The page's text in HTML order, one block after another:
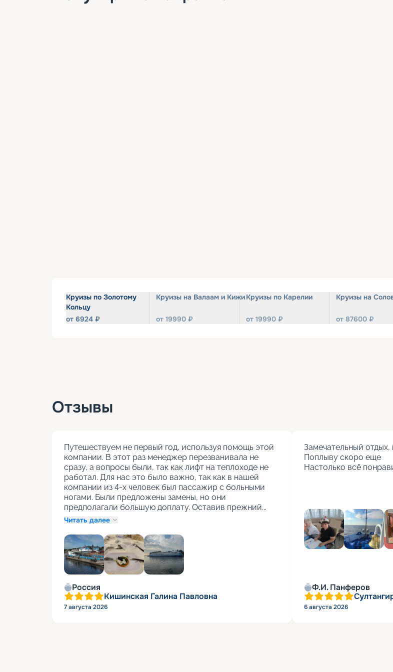
Круизы по Золотому
Кольцу
от 6924 ₽
Круизы на Валаам и Кижи
от 19990 ₽
Круизы по Карелии
от 19990 ₽
Круизы на
от 87600 ₽
Отзывы
Путешествуем не первый год, используя помощь этой
компании. В этот раз менеджер перезванивала не
сразу, а вопросы были, так как лифт на теплоходе не
работал. Для нас это было важно, так как в нашей
компании из 4-х человек был пассажир с больными
ногами. Были предложены замены, но они
предполагали большую доплату. Оставив прежний...
Читать далее
Россия
Кишинская Галина Павловна
7 августа 2026
Замечательный
Поплыву скоро еще
Настолько всё
Ф.И. Панферов
6 августа 2026